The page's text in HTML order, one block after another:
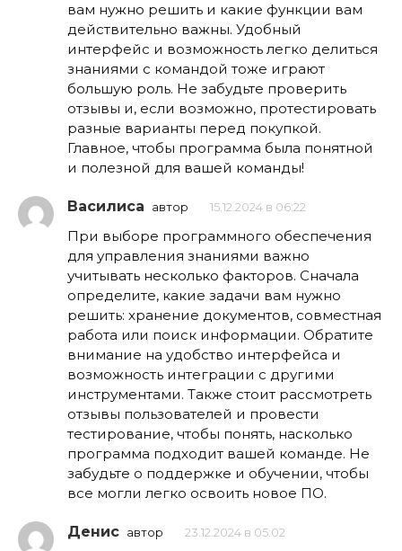
вам нужно решить и какие функции вам
действительно важны. Удобный
интерфейс и возможность легко делиться
знаниями с командой тоже играют
большую роль. Не забудьте проверить
отзывы и, если возможно, протестировать
разные варианты перед покупкой.
Главное, чтобы программа была понятной
и полезной для вашей команды!
Василиса автор 15.12.2024 в 06:22
При выборе программного обеспечения
для управления знаниями важно
учитывать несколько факторов. Сначала
определите, какие задачи вам нужно
решить: хранение документов, совместная
работа или поиск информации. Обратите
внимание на удобство интерфейса и
возможность интеграции с другими
инструментами. Также стоит рассмотреть
отзывы пользователей и провести
тестирование, чтобы понять, насколько
программа подходит вашей команде. Не
забудьте о поддержке и обучении, чтобы
все могли легко освоить новое ПО.
Денис автор 23.12.2024 в 05:02